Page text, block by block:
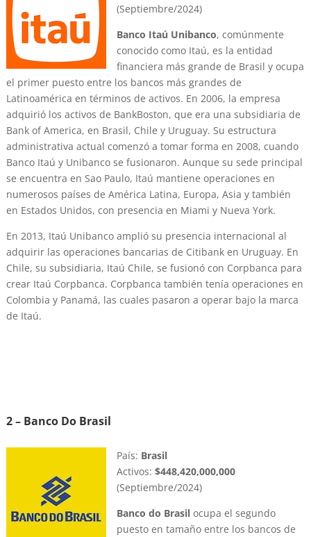
(Septiembre/2024)
Banco Itaú Unibanco, comúnmente
conocido como Itaú, es la entidad
financiera más grande de Brasil y ocupa
el primer puesto entre los bancos más grandes de
Latinoamérica en términos de activos. En 2006, la empresa
adquirió los activos de BankBoston, que era una subsidiaria de
Bank of America, en Brasil, Chile y Uruguay. Su estructura
administrativa actual comenzó a tomar forma en 2008, cuando
Banco Itaú y Unibanco se fusionaron. Aunque su sede principal
se encuentra en Sao Paulo, Itaú mantiene operaciones en
numerosos países de América Latina, Europa, Asia y también
en Estados Unidos, con presencia en Miami y Nueva York.
En 2013, Itaú Unibanco amplió su presencia internacional al
adquirir las operaciones bancarias de Citibank en Uruguay. En
Chile, su subsidiaria, Itaú Chile, se fusionó con Corpbanca para
crear Itaú Corpbanca. Corpbanca también tenía operaciones en
Colombia y Panamá, las cuales pasaron a operar bajo la marca
de Itaú.
2 – Banco Do Brasil
País: Brasil
Activos: $448,420,000,000
(Septiembre/2024)
Banco do Brasilocupa el segundo
puesto en tamaño entre los bancos de